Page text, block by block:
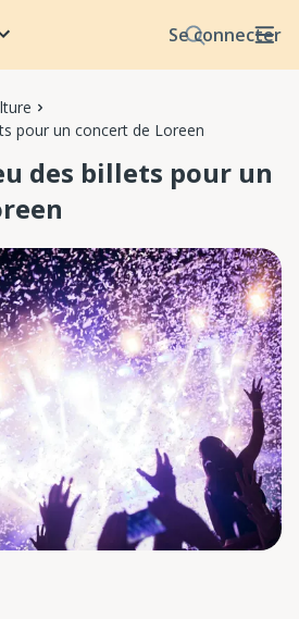
Se connecter
pour un concert de Loreen
des billets pour un